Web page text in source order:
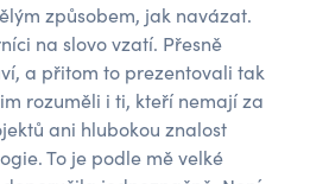
způsobem, jak navázat.
na slovo vzatí. Přesně
a přitom to prezentovali tak
rozuměli i ti, kteří nemají za
ani hlubokou znalost
To je podle mě velké